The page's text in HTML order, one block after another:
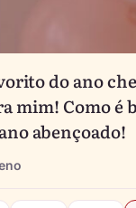
do ano
mim! Como é
abençoado!